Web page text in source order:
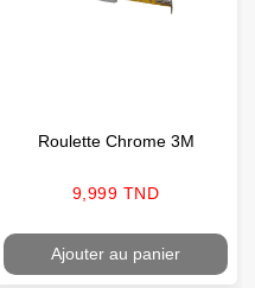
Roulette Chrome 3M
Prix
9,999 TND
Ajouter au panier